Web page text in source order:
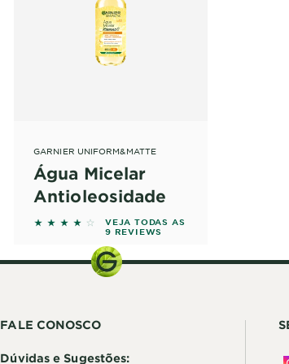
GARNIER UNIFORM&MATTE
Água Micelar
Antioleosidade
4 out of 5 stars based on reviews
VEJA TODAS AS
9 REVIEWS
FALE CONOSCO
Dúvidas e Sugestões: